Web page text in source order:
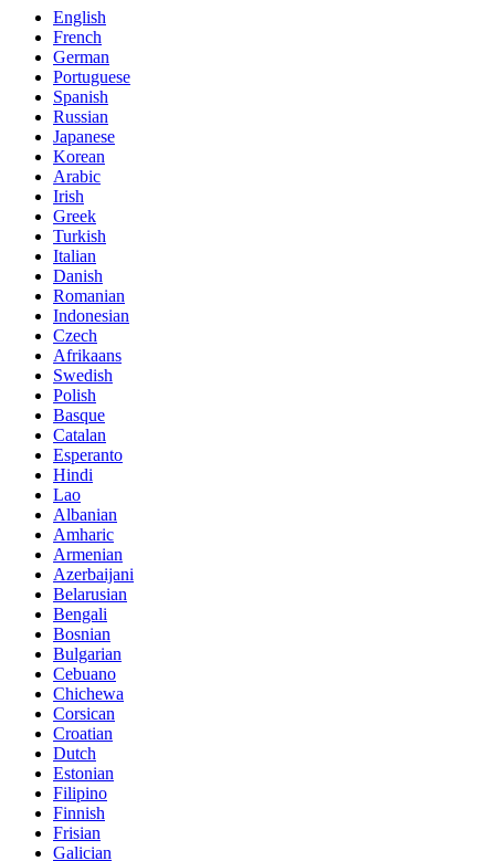
English
French
German
Portuguese
Spanish
Russian
Japanese
Korean
Arabic
Irish
Greek
Turkish
Italian
Danish
Romanian
Indonesian
Czech
Afrikaans
Swedish
Polish
Basque
Catalan
Esperanto
Hindi
Lao
Albanian
Amharic
Armenian
Azerbaijani
Belarusian
Bengali
Bosnian
Bulgarian
Cebuano
Chichewa
Corsican
Croatian
Dutch
Estonian
Filipino
Finnish
Frisian
Galician